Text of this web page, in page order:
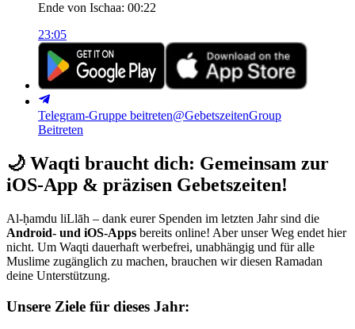
Ende von Ischaa: 00:22
23:05
Telegram-Gruppe beitreten@GebetszeitenGroup
Beitreten
🌙 Waqti braucht dich: Gemeinsam zur
iOS-App & präzisen Gebetszeiten!
Al-ḥamdu liLlāh – dank eurer Spenden im letzten Jahr sind die
Android- und iOS-Apps bereits online! Aber unser Weg endet hier
nicht. Um Waqti dauerhaft werbefrei, unabhängig und für alle
Muslime zugänglich zu machen, brauchen wir diesen Ramadan
deine Unterstützung.
Unsere Ziele für dieses Jahr: